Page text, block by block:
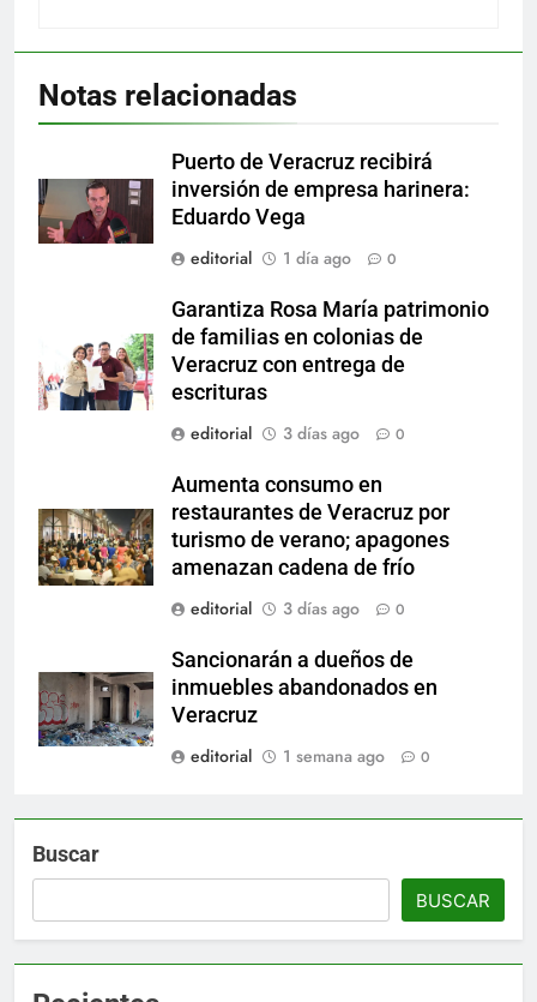
Notas relacionadas
Puerto de Veracruz recibirá
inversión de empresa harinera:
Eduardo Vega
editorial
1 día ago 0
Garantiza Rosa María patrimonio
de familias en colonias de
Veracruz con entrega de
escrituras
editorial
3 días ago 0
Aumenta consumo en
restaurantes de Veracruz por
turismo de verano; apagones
amenazan cadena de frío
editorial
3 días ago 0
Sancionarán a dueños de
inmuebles abandonados en
Veracruz
editorial
1 semana ago 0
Buscar
BUSCAR